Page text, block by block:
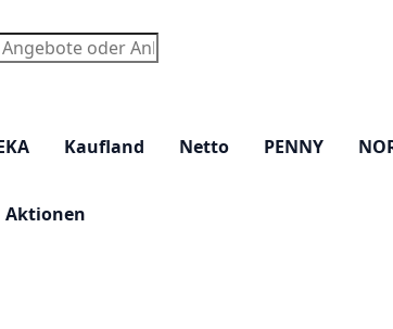
Kaufland Netto PENNY
Aktionen